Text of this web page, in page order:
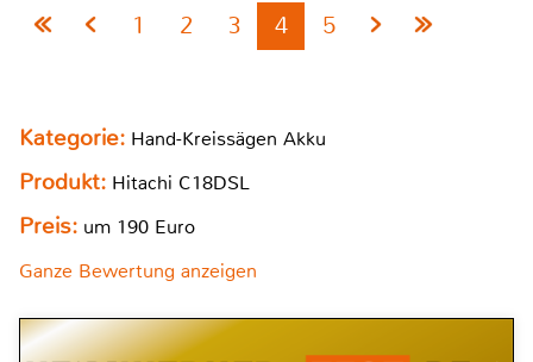
1 2 3 4 5
Kategorie: Hand-Kreissägen Akku
Produkt: Hitachi C18DSL
Preis: um 190 Euro
Ganze Bewertung anzeigen